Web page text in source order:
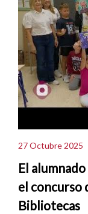
27 Octubre 2025
El
el concurso
Bibliotecas